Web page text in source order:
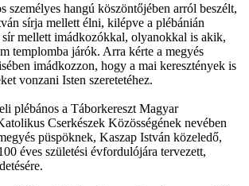
személyes hangú köszöntőjében arról beszélt,
sírja mellett élni, kilépve a plébánián
mellett imádkozókkal, olyanokkal is akik,
templomba járók. Arra kérte a megyés
imádkozzon, hogy a mai keresztények is
vonzani Isten szeretetéhez.
plébános a Táborkereszt Magyar
Cserkészek Közösségének nevében
püspöknek, Kaszap István közeledő,
éves születési évfordulójára tervezett,